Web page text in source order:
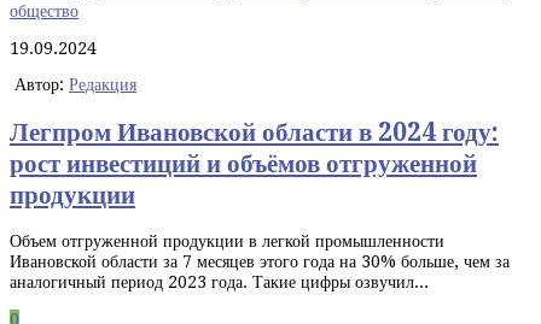
общество
19.09.2024
Автор: Редакция
Легпром Ивановской области в 2024 году:
рост инвестиций и объёмов отгруженной
продукции
Объем отгруженной продукции в легкой промышленности
Ивановской области за 7 месяцев этого года на 30% больше, чем за
аналогичный период 2023 года. Такие цифры озвучил...
0